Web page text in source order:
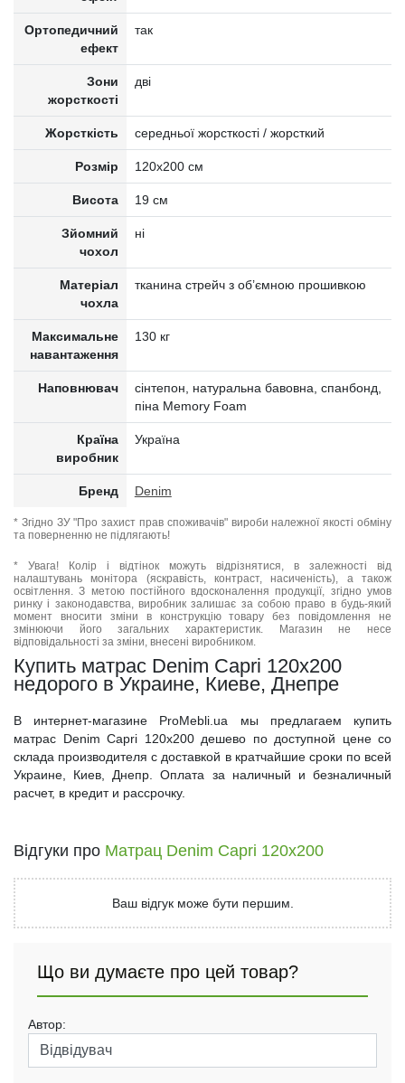
Ортопедичний
ефект
так
Зони
жорсткості
дві
Жорсткість середньої жорсткості / жорсткий
Розмір 120x200 см
Висота 19 см
Зйомний
чохол
ні
Матеріал
чохла
тканина стрейч з об’ємною прошивкою
Максимальне
навантаження
130 кг
Наповнювач
cінтепон, натуральна бавовна, спанбонд,
піна Memory Foam
Країна
виробник
Україна
Бренд Denim
* Згідно ЗУ "Про захист прав споживачів" вироби належної якості обміну
та поверненню не підлягають!
* Увага! Колір і відтінок можуть відрізнятися, в залежності від
налаштувань монітора (яскравість, контраст, насиченість), а також
освітлення. З метою постійного вдосконалення продукції, згідно умов
ринку і законодавства, виробник залишає за собою право в будь-який
момент вносити зміни в конструкцію товару без повідомлення не
змінюючи його загальних характеристик. Магазин не несе
відповідальності за зміни, внесені виробником.
Купить матрас Denim Capri 120x200
недорого в Украине, Киеве, Днепре
В интернет-магазине ProMebli.ua мы предлагаем купить
матрас Denim Capri 120x200 дешево по доступной цене со
склада производителя с доставкой в кратчайшие сроки по всей
Украине, Киев, Днепр. Оплата за наличный и безналичный
расчет, в кредит и рассрочку.
Відгуки про Матрац Denim Capri 120x200
Ваш відгук може бути першим.
Що ви думаєте про цей товар?
Автор: